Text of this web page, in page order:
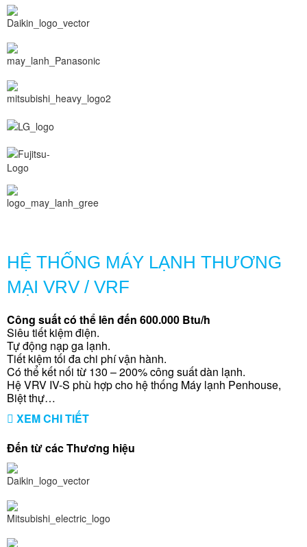
HỆ THỐNG MÁY LẠNH THƯƠNG
MẠI VRV / VRF
Công suất có thể lên đến 600.000 Btu/h
Siêu tiết kiệm điện.
Tự động nạp ga lạnh.
Tiết kiệm tối đa chi phí vận hành.
Có thể kết nối từ 130 – 200% công suất dàn lạnh.
Hệ VRV IV-S phù hợp cho hệ thống Máy lạnh Penhouse,
Biệt thự…
XEM CHI TIẾT
Đến từ các Thương hiệu